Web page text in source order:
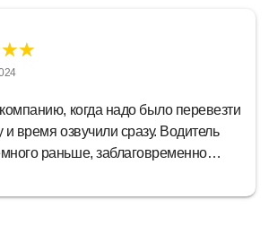
когда надо было перевезти
время озвучили сразу. Водитель
раньше, заблаговременно
доехали по итогу быстро и в
В конце водитель еще и